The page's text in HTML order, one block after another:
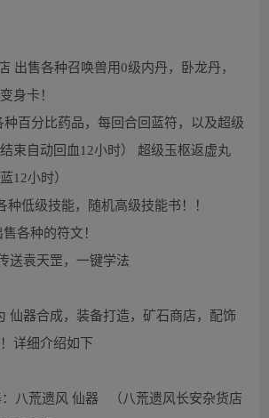
出售各种召唤兽用0级内丹，卧龙丹，
身卡！
百分比药品，每回合回蓝符，以及超级
束自动回血12小时） 超级玉枢返虚丸
12小时）
低级技能，随机高级技能书！！
种的符文！
天罡，一键学法
仙器合成，装备打造，矿石商店，配饰
详细介绍如下
荒遗风 仙器 （八荒遗风长安杂货店